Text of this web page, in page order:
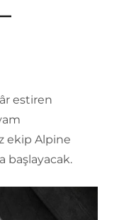
estiren
ekip Alpine
başlayacak.